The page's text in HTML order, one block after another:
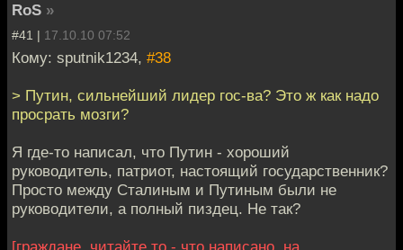
RoS »
#41 | 17.10.10 07:52
Кому: sputnik1234, #38
> Путин, сильнейший лидер гос-ва? Это ж как надо
просрать мозги?
Я где-то написал, что Путин - хороший
руководитель, патриот, настоящий государственник?
Просто между Сталиным и Путиным были не
руководители, а полный пиздец. Не так?